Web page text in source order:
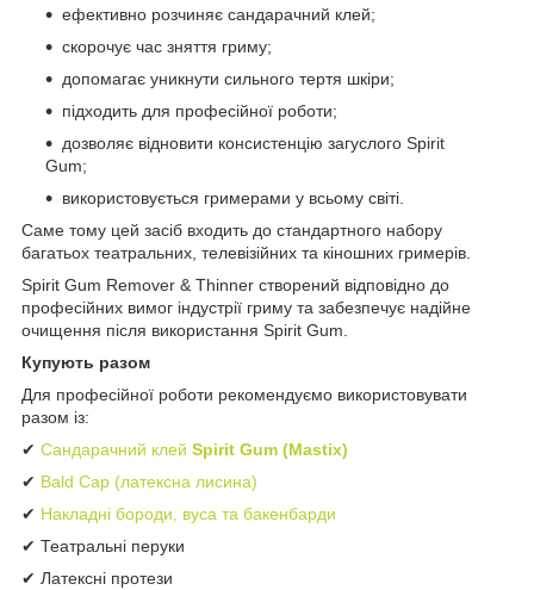
ефективно розчиняє сандарачний клей;
скорочує час зняття гриму;
допомагає уникнути сильного тертя шкіри;
підходить для професійної роботи;
дозволяє відновити консистенцію загуслого Spirit
Gum;
використовується гримерами у всьому світі.
Саме тому цей засіб входить до стандартного набору
багатьох театральних, телевізійних та кіношних гримерів.
Spirit Gum Remover & Thinner створений відповідно до
професійних вимог індустрії гриму та забезпечує надійне
очищення після використання Spirit Gum.
Купують разом
Для професійної роботи рекомендуємо використовувати
разом із:
✔ Сандарачний клей Spirit Gum (Mastix)
✔ Bald Cap (латексна лисина)
✔ Накладні бороди, вуса та бакенбарди
✔ Театральні перуки
✔ Латексні протези